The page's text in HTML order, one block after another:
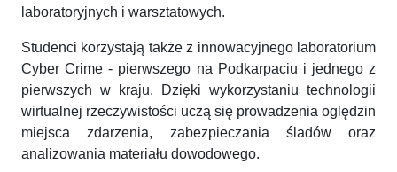
laboratoryjnych i warsztatowych.
Studenci korzystają także z innowacyjnego laboratorium
Cyber Crime - pierwszego na Podkarpaciu i jednego z
pierwszych w kraju. Dzięki wykorzystaniu technologii
wirtualnej rzeczywistości uczą się prowadzenia oględzin
miejsca zdarzenia, zabezpieczania śladów oraz
analizowania materiału dowodowego.